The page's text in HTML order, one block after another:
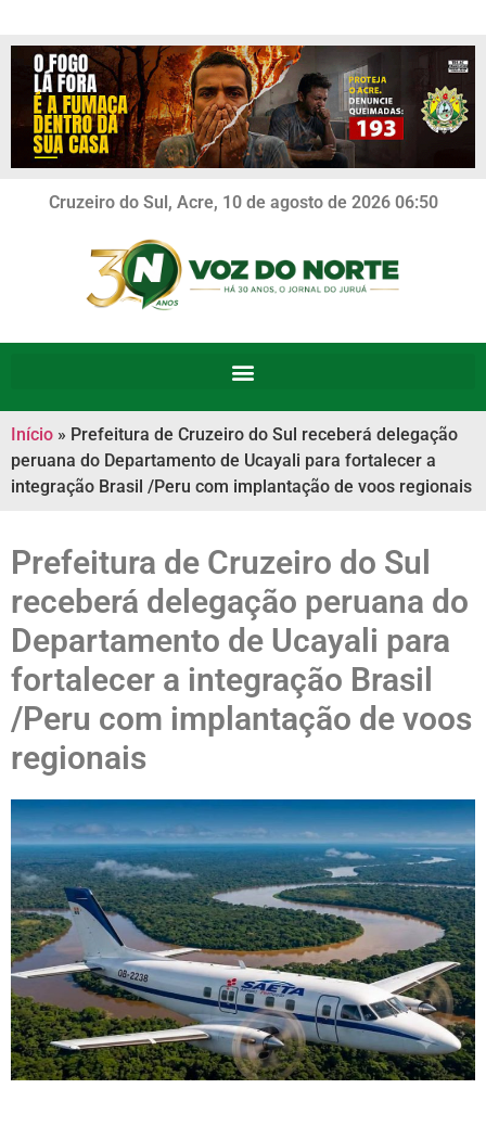
Cruzeiro do Sul, Acre, 10 de agosto de 2026 06:50
Início » Prefeitura de Cruzeiro do Sul receberá delegação
peruana do Departamento de Ucayali para fortalecer a
integração Brasil /Peru com implantação de voos regionais
Prefeitura de Cruzeiro do Sul
receberá delegação peruana do
Departamento de Ucayali para
fortalecer a integração Brasil
/Peru com implantação de voos
regionais